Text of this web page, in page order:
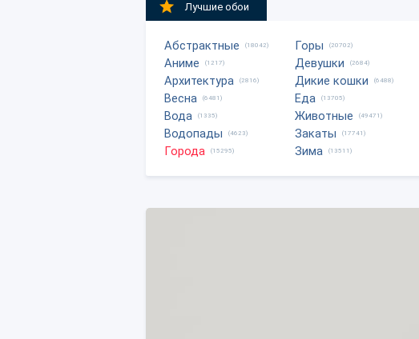
Лучшие обои
Абстрактные (18042)
Аниме (1217)
Архитектура (2816)
Весна (6481)
Вода (1335)
Водопады (4623)
Города (15295)
Горы (20702)
Девушки (2684)
Дикие кошки (6488)
Еда (13705)
Животные (49471)
Закаты (17741)
Зима (13511)